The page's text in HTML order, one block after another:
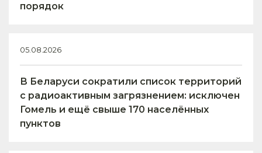
порядок
05.08.2026
В Беларуси сократили список территорий
с радиоактивным загрязнением: исключен
Гомель и ещё свыше 170 населённых
пунктов